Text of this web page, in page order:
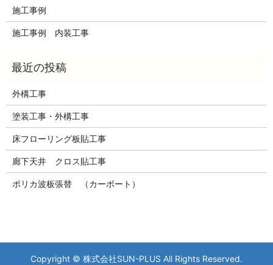
施工事例
施工事例 内装工事
外構工事
塗装工事・外構工事
床フローリング板貼工事
廊下天井 クロス貼工事
ポリカ波板張替 （カーポート）
Copyright © 株式会社SUN-PLUS All Rights Reserved.